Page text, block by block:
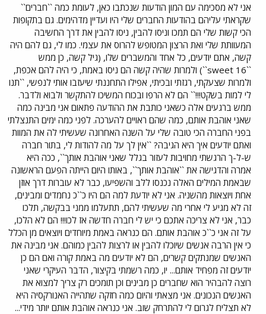
אני לא מסכימה עם המון הודעות שנכתבו כאן, לעומת כמה ``חברים``
שקראתי עליהם בהודעות החברים שלי היו ועדיין מדהימים. גם בתקופות
הכי קשות שלי הם תמכו וניסו להבין, ניסו להבין את דרך החשיבה
המעוותת שלי ואת הרצון המטופש להרוס את עצמי. כמו לי, גם להם היה
קשה, אתם יודעים, כל אחד והמשברים שלו, (גיל קשה, כן ממש
``sweet 16``) ולמרות שהיה קשה הם ניסו באמת, כי היה להם אכפת,
ולמרות שצעקתי, רגזתי ובכיתי, אפילו התחננתי שיעזבו אותי לנפשי, ``תנו
לי למות בשקט!!!`` הם לא הרפו ובכוח המשיכו להתקשר ולבוא ולדבר.
ממש ברגעים אלה כשאני כותבת את ההודעה פתאום אני מבינה כמה
שאני אוהבת אותם, כמה שהם ראויים להערכה. לפני כמה ימים התנצלתי
בפני החברה הכי טובה שלי על השנה האחרונה שעשיתי לה את המוות
ואתם יודעים איך היא הגיבה? ``אין לך על מה להודות לי, בתור חברה
ש-ל-ך הרגשתי מחויבות לעזור בגלל שאני אוהבת אותך``, ככה היא
אמרה והדגישה את ``אוהבת אותך``, באותו היום הייתה הפעם הראשונה
שבאמת המילים האלה נכנסו ללב והשפיעו, כבר לא עוברות דרך אוזן
אחת ויוצאות מהשניה. אני לא יודעת למה הם היו כ``כ נחמדים ומבינים,
זה לא מגיע לי אחרי מה שעשיתי להם, תתעלמו ממני בבקשה, תלכו
כבר, אני לא צריכה אתכם כי יש לי חברה חדשה אז לכו!!! הם לא הלכו,
על זה אני כ``כ אוהבת אותם. הם כנראה באמת מיוחדים ויוצאים מן הכלל
כי אין הרבה אנשים שיוכלו להבין או לרצות להבין כמוהם. אני מבינה את
האנשים שמנתקים קשרים, הם לא יודעים מה באמת קורה ואם הם כן
יודעים זה מפחיד אותם... יו, כמה רשמתי בקיצור, הדבר העיקרי שאני
רוצה להבהיר הוא שחברים כן מבינים וכן תומכים רק צריך למצוא את
האנשים הנכונים. אני מצאתי והיום כמה חזקה שתהייה האנורקסיה היא
לא תצליח לגרום לי להתרחק שוב. אני כנראה אוהבת אותם יותר מידי...